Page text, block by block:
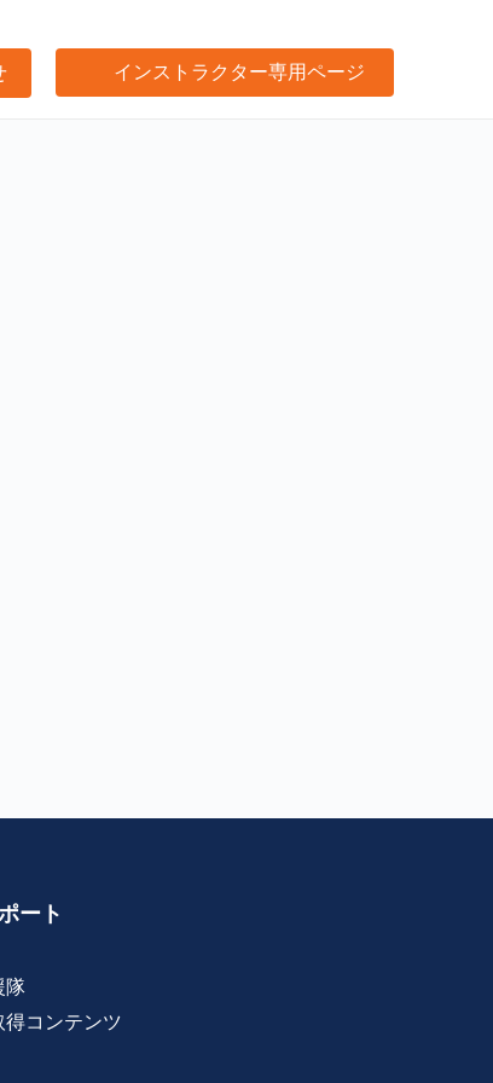
インストラクター専用ページ
ート
隊
コンテンツ